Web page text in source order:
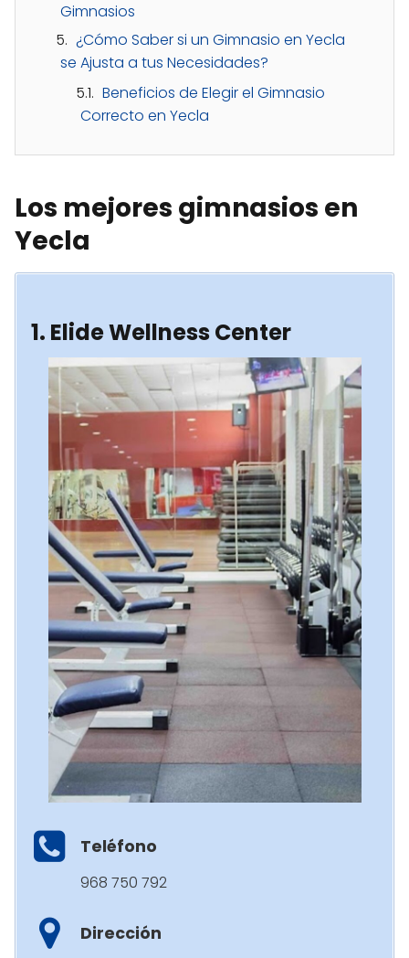
Gimnasios
¿Cómo Saber si un Gimnasio en Yecla
se Ajusta a tus Necesidades?
Beneficios de Elegir el Gimnasio
Correcto en Yecla
Los mejores gimnasios en
Yecla
1. Elide Wellness Center
Teléfono
968 750 792
Dirección